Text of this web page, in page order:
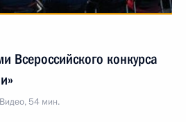
Всероссийского конкурса
Видео, 54 мин.